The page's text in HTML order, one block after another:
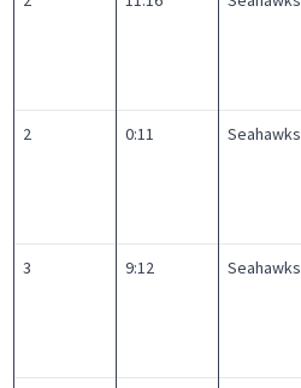
2 0:11 Seahawks
3 9:12 Seahawks